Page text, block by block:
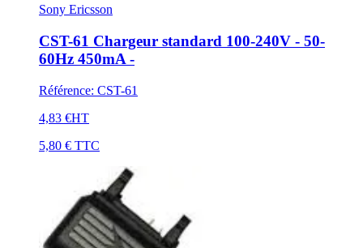
Sony Ericsson
CST-61 Chargeur standard 100-240V - 50-
60Hz 450mA -
Référence: CST-61
4,83 €HT
5,80 € TTC